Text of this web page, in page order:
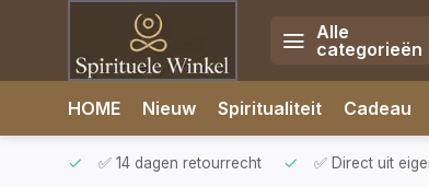
Alle
categorieën
HOME Nieuw Spiritualiteit Cadeau
✅ 14 dagen retourrecht ✅ Direct uit